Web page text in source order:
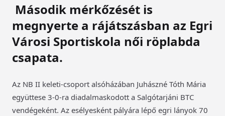
Második mérkőzését is
megnyerte a rájátszásban az Egri
Városi Sportiskola női röplabda
csapata.
Az NB II keleti-csoport alsóházában Juhászné Tóth Mária
együttese 3-0-ra diadalmaskodott a Salgótarjáni BTC
vendégeként. Az esélyesként pályára lépő egri lányok 70